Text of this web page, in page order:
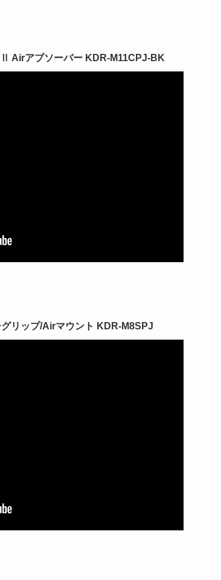
Airアブソーバー KDR-M11CPJ-BK
リップ/Airマウント KDR-M8SPJ